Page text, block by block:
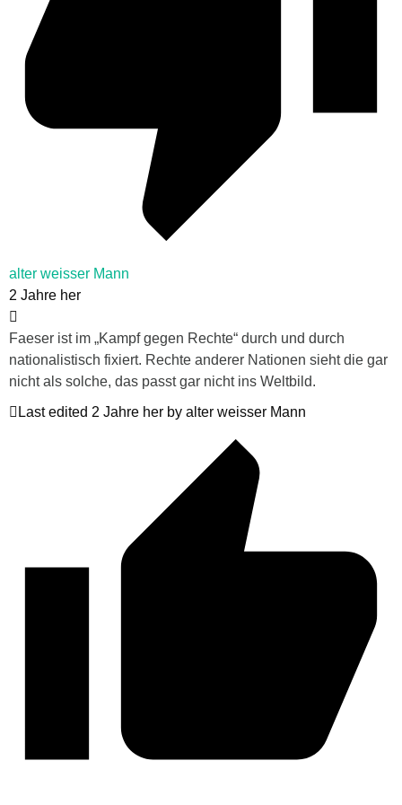
alter weisser Mann
2 Jahre her
Faeser ist im „Kampf gegen Rechte“ durch und durch
nationalistisch fixiert. Rechte anderer Nationen sieht die gar
nicht als solche, das passt gar nicht ins Weltbild.
Last edited 2 Jahre her by alter weisser Mann